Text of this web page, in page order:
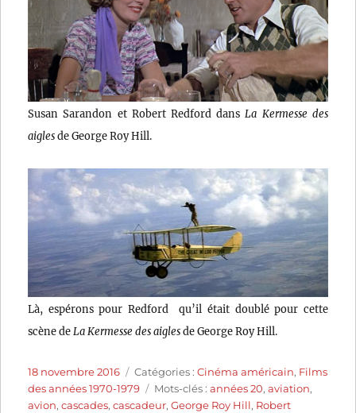
Susan Sarandon et Robert Redford dans La Kermesse des
aiglesde George Roy Hill.
Là, espérons pour Redford qu’il était doublé pour cette
scène de La Kermesse des aiglesde George Roy Hill.
Publié
le
18 novembre 2016 Catégories
Catégories :Cinéma américain, Films
des années 1970-1979
Étiquettes
Mots-clés :années 20,aviation,
avion,cascades,cascadeur,George Roy Hill, Robert